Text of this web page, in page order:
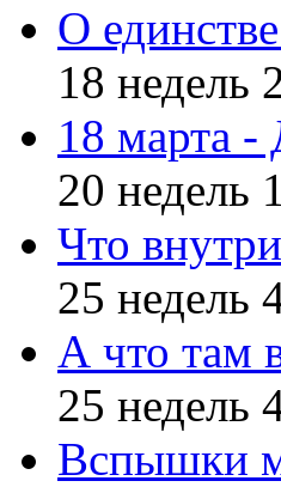
О
18 недель
18 марта
20 недель
Что
25 недель
А что там
25 недель
Вспышки